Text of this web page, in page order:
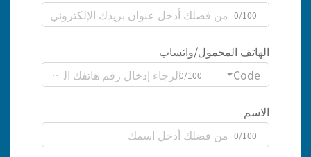
0/100
الهاتف المحمول/واتساب
Code
0/100
الاسم
0/100